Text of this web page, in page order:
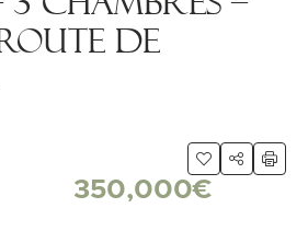
de
350,000€